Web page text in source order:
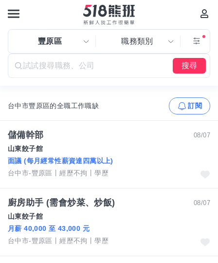
豐原區 職務類別
搜尋
台中市豐原區的全職工作職缺 訂閱
08/07
儲備幹部
山東餃子館
面議 (每月經常性薪資達四萬以上)
台中市-豐原區
經歷不拘 學歷
08/07
廚房助手 (需會炒菜、炒飯)
山東餃子館
月薪 40,000 至 43,000 元
台中市-豐原區
經歷不拘 學歷